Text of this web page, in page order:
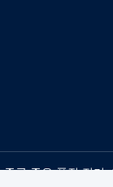
중국 좋은 품질 전기